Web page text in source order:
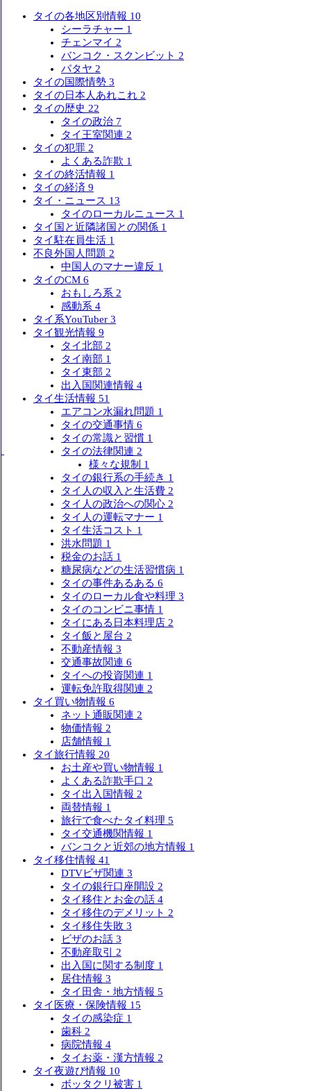
タイの各地区別情報 10
シーラチャー 1
チェンマイ 2
バンコク・スクンビット 2
パタヤ 2
タイの国際情勢 3
タイの日本人あれこれ 2
タイの歴史 22
タイの政治 7
タイ王室関連 2
タイの犯罪 2
よくある詐欺 1
タイの終活情報 1
タイの経済 9
タイ・ニュース 13
タイのローカルニュース 1
タイ国と近隣諸国との関係 1
タイ駐在員生活 1
不良外国人問題 2
中国人のマナー違反 1
タイのCM 6
おもしろ系 2
感動系 4
タイ系YouTuber 3
タイ観光情報 9
タイ北部 2
タイ南部 1
タイ東部 2
出入国関連情報 4
タイ生活情報 51
エアコン水漏れ問題 1
タイの交通事情 6
タイの常識と習慣 1
タイの法律関連 2
様々な規制 1
タイの銀行系の手続き 1
タイ人の収入と生活費 2
タイ人の政治への関心 2
タイ人の運転マナー 1
タイ生活コスト 1
洪水問題 1
税金のお話 1
糖尿病などの生活習慣病 1
タイの事件あるある 6
タイのローカル食や料理 3
タイのコンビニ事情 1
タイにある日本料理店 2
タイ飯と屋台 2
不動産情報 3
交通事故関連 6
タイへの投資関連 1
運転免許取得関連 2
タイ買い物情報 6
ネット通販関連 2
物価情報 2
店舗情報 1
タイ旅行情報 20
お土産や買い物情報 1
よくある詐欺手口 2
タイ出入国情報 2
両替情報 1
旅行で食べたタイ料理 5
タイ交通機関情報 1
バンコクと近郊の地方情報 1
タイ移住情報 41
DTVビザ関連 3
タイの銀行口座開設 2
タイ移住とお金の話 4
タイ移住のデメリット 2
タイ移住失敗 3
ビザのお話 3
不動産取引 2
出入国に関する制度 1
居住情報 3
タイ田舎・地方情報 5
タイ医療・保険情報 15
タイの感染症 1
歯科 2
病院情報 4
タイお薬・漢方情報 2
タイ夜遊び情報 10
ボッタクリ被害 1